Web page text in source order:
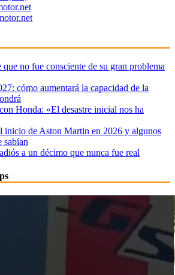
no fue consciente de su gran problema
cómo aumentará la capacidad de la
Honda: «El desastre inicial nos ha
inicio de Aston Martin en 2026 y algunos
sabían
a un décimo que nunca fue real